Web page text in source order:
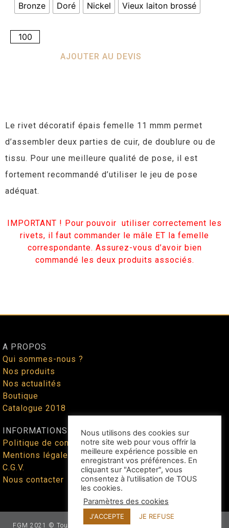
Bronze Doré Nickel Vieux laiton brossé
AJOUTER AU DEVIS
Le rivet décoratif épais femelle 11 mmm permet
d’assembler deux parties de cuir, de doublure ou de
tissu. Pour une meilleure qualité de pose, il est
fortement recommandé d’utiliser le jeu de pose
adéquat.
IMPORTANT ! Pour pouvoir utiliser correctement les
rivets, il faut commander le mâle ET la femelle
correspondante. Assurez-vous d’avoir bien
commandé les deux produits associés.
A PROPOS
Qui sommes-nous ?
Nos produits
Nos actualités
Boutique
Catalogue 2018
INFORMATIONS
Politique de confidentialité
Mentions légales
C.G.V.
Nous contacter
FGM 2021 © Tous droits réservés - Site web façonné par
Nous utilisons des cookies sur
notre site web pour vous offrir la
meilleure expérience possible en
enregistrant vos préférences. En
cliquant sur "Accepter", vous
consentez à l'utilisation de TOUS
les cookies.
Paramètres des cookies
J'ACCEPTE JE REFUSE